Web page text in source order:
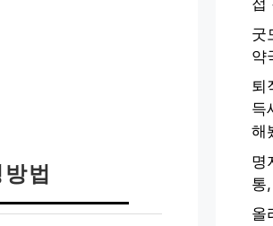
법
접
굿
약
퇴
득
해
명
통
올